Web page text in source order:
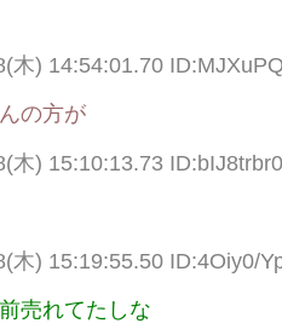
木) 14:54:01.70
の方が
木) 15:10:13.73 ID:bIJ8trbr0
木) 15:19:55.50 ID:4Oiy0/
売れてたしな